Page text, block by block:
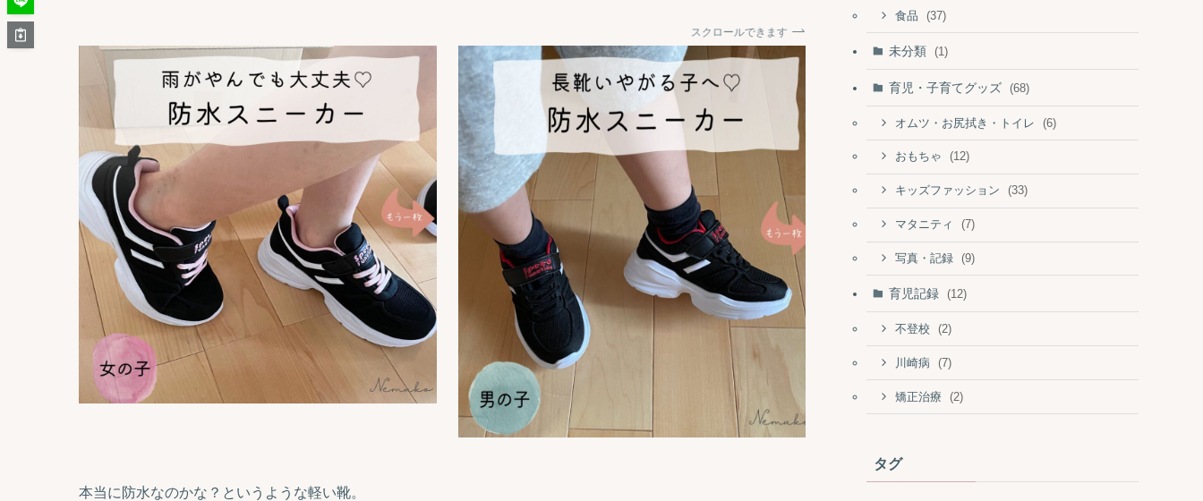
スクロールできます
本当に防水なのかな？というような軽い靴。
食品 (37)
未分類 (1)
育児・子育てグッズ (68)
オムツ・お尻拭き・トイレ (6)
おもちゃ (12)
キッズファッション (33)
マタニティ (7)
写真・記録 (9)
育児記録 (12)
不登校 (2)
川崎病 (7)
矯正治療 (2)
タグ